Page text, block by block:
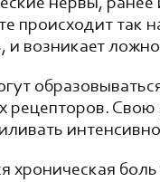
нервы,
происходит
и возникает
рецепторов.
хроническая